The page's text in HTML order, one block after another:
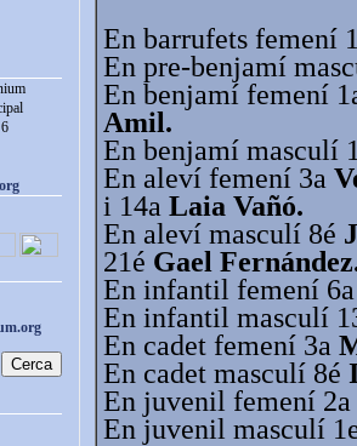
En barrufets femení
En pre-benjamí
En benjamí femení
Amil.
En benjamí masculí
En aleví femení 3a
i 14a Laia Vañó.
En aleví masculí 8é
21é Gael
En infantil femení
En infantil masculí
En cadet femení 3a
En cadet masculí 8é
En juvenil femení 2a
En juvenil masculí